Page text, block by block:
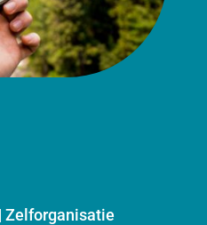
Zelforganisatie